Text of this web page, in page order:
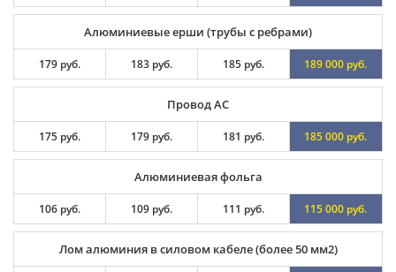
Алюминиевые ерши (трубы с ребрами)
179 руб. 183 руб. 185 руб. 189 000 руб.
Провод АС
175 руб. 179 руб. 181 руб. 185 000 руб.
Алюминиевая фольга
106 руб. 109 руб. 111 руб. 115 000 руб.
Лом алюминия в силовом кабеле (более 50 мм2)